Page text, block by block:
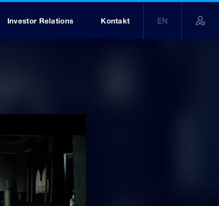
EN
Kontakt
Investor Relations